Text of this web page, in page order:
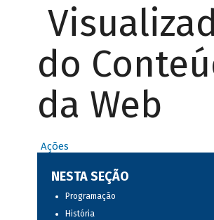
do
da Web
Ações
NESTA SEÇÃO
Programação
História